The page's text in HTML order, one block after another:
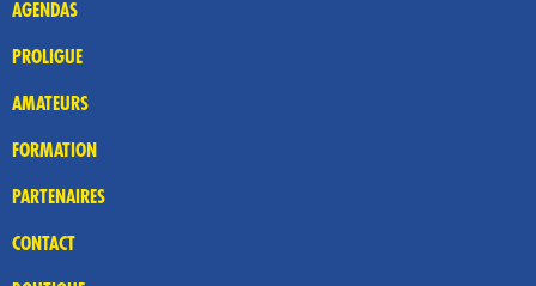
AGENDAS
PROLIGUE
AMATEURS
FORMATION
PARTENAIRES
CONTACT